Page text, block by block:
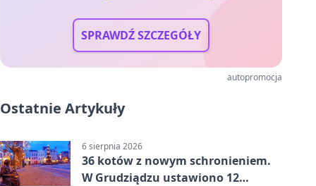
SPRAWDŹ SZCZEGÓŁY
autopromocja
Ostatnie Artykuły
6 sierpnia 2026
36 kotów z nowym schronieniem.
W Grudziądzu ustawiono 12